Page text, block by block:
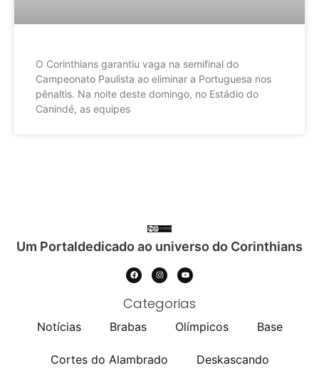
O Corinthians garantiu vaga na semifinal do
Campeonato Paulista ao eliminar a Portuguesa nos
pênaltis. Na noite deste domingo, no Estádio do
Canindé, as equipes
Um Portaldedicado ao universo do Corinthians
Categorias
Notícias Brabas Olímpicos Base
Cortes do Alambrado Deskascando